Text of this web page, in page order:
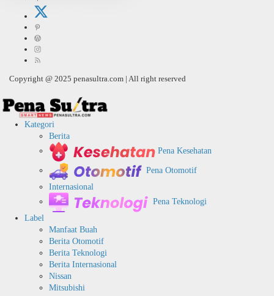
Copyright @ 2025 penasultra.com | All right reserved
Kategori
Berita
Pena Kesehatan
Pena Otomotif
Internasional
Pena Teknologi
Label
Manfaat Buah
Berita Otomotif
Berita Teknologi
Berita Internasional
Nissan
Mitsubishi